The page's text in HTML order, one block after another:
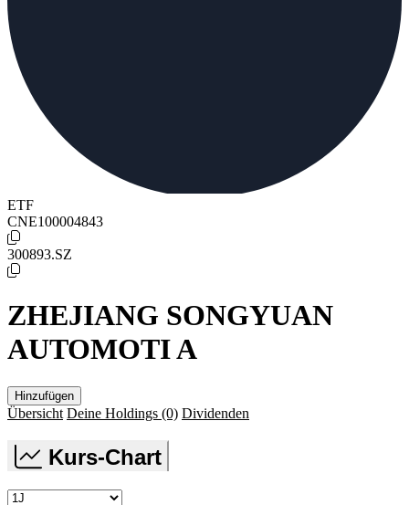
ETF
CNE100004843
300893.SZ
ZHEJIANG SONGYUAN
AUTOMOTI A
Hinzufügen
Übersicht Deine Holdings (0) Dividenden
Kurs-Chart